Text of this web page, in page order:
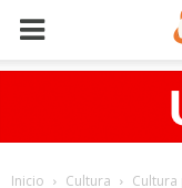
Inicio Cultura